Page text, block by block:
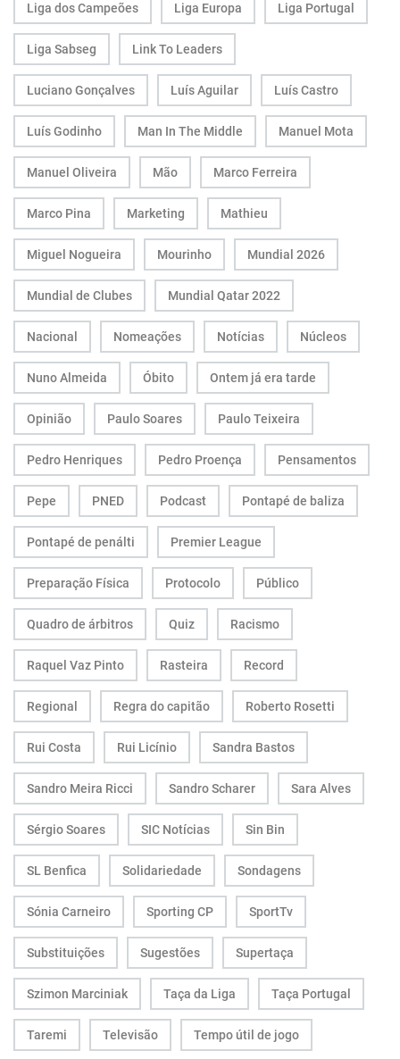
Liga dos Campeões Liga Europa Liga Portugal
Liga Sabseg Link To Leaders
Luciano Gonçalves Luís Aguilar Luís Castro
Luís Godinho Man In The Middle Manuel Mota
Manuel Oliveira Mão Marco Ferreira
Marco Pina Marketing Mathieu
Miguel Nogueira Mourinho Mundial 2026
Mundial de Clubes Mundial Qatar 2022
Nacional Nomeações Notícias Núcleos
Nuno Almeida Óbito Ontem já era tarde
Opinião Paulo Soares Paulo Teixeira
Pedro Henriques Pedro Proença Pensamentos
Pepe PNED Podcast Pontapé de baliza
Pontapé de penálti Premier League
Preparação Física Protocolo Público
Quadro de árbitros Quiz Racismo
Raquel Vaz Pinto Rasteira Record
Regional Regra do capitão Roberto Rosetti
Rui Costa Rui Licínio Sandra Bastos
Sandro Meira Ricci Sandro Scharer Sara Alves
Sérgio Soares SIC Notícias Sin Bin
SL Benfica Solidariedade Sondagens
Sónia Carneiro Sporting CP SportTv
Substituições Sugestões Supertaça
Szimon Marciniak Taça da Liga Taça Portugal
Taremi Televisão Tempo útil de jogo